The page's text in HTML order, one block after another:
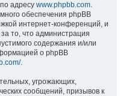
адресу www.phpbb.com.
обеспечения phpBB
интернет-конференций, и
то, что администрация
содержания и/или
о phpBB
.
угрожающих,
сообщений, призывов к